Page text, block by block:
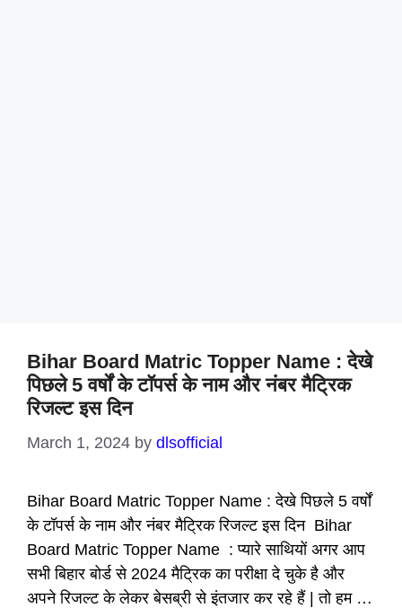
Bihar Board Matric Topper Name : देखे
पिछले 5 वर्षों के टॉपर्स के नाम और नंबर मैट्रिक
रिजल्ट इस दिन
March 1, 2024 by dlsofficial
Bihar Board Matric Topper Name : देखे पिछले 5 वर्षों
के टॉपर्स के नाम और नंबर मैट्रिक रिजल्ट इस दिन Bihar
Board Matric Topper Name : प्यारे साथियों अगर आप
सभी बिहार बोर्ड से 2024 मैट्रिक का परीक्षा दे चुके है और
अपने रिजल्ट के लेकर बेसब्री से इंतजार कर रहे हैं | तो हम …